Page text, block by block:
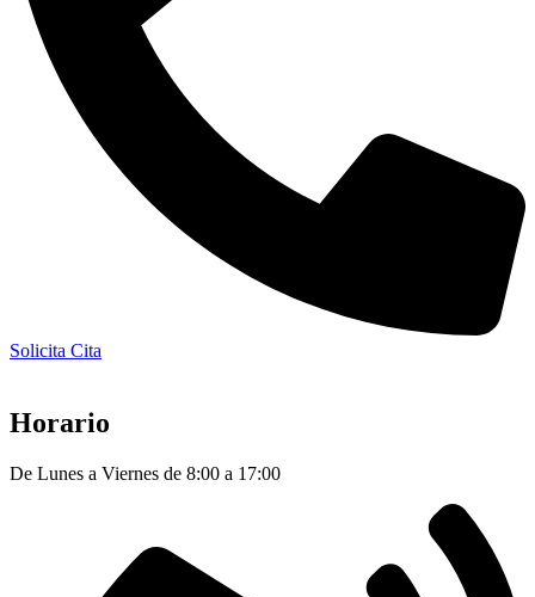
Solicita Cita
Horario
De Lunes a Viernes de 8:00 a 17:00